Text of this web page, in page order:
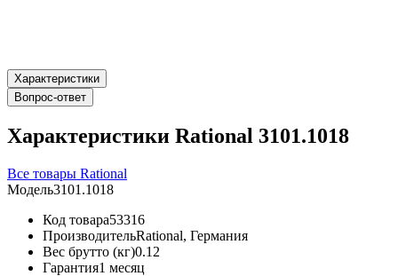
Характеристики
Вопрос-ответ
Характеристики Rational 3101.1018
Все товары Rational
Модель3101.1018
Код товара53316
ПроизводительRational, Германия
Вес брутто (кг)0.12
Гарантия1 месяц